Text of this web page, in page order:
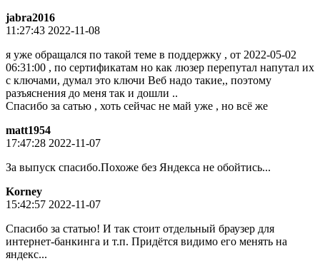
jabra2016
11:27:43 2022-11-08
я уже обращался по такой теме в поддержку , от 2022-05-02
06:31:00 , по сертификатам но как люзер перепутал напутал их
с ключами, думал это ключи Веб надо такие,, поэтому
разъяснения до меня так и дошли ..
Спасибо за сатью , хоть сейчас не май уже , но всё же
matt1954
17:47:28 2022-11-07
За выпуск спасибо.Похоже без Яндекса не обойтись...
Korney
15:42:57 2022-11-07
Спасибо за статью! И так стоит отдельный браузер для
интернет-банкинга и т.п. Придётся видимо его менять на
яндекс...